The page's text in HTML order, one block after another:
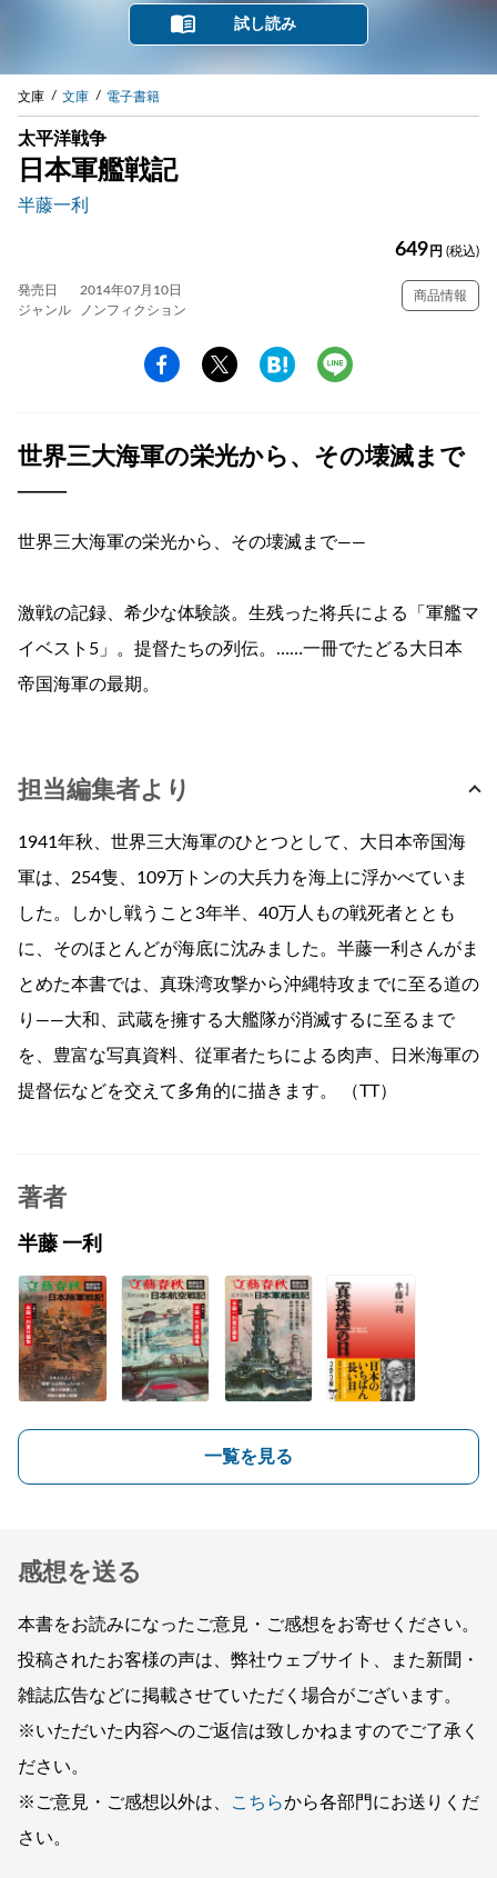
試し読み
文庫 文庫 電子書籍
太平洋戦争
日本軍艦戦記
半藤一利
649 円 (税込)
発売日
2014年07月10日
ジャンル
ノンフィクション
商品情報
世界三大海軍の栄光から、その壊滅まで
――
世界三大海軍の栄光から、その壊滅まで――
激戦の記録、希少な体験談。生残った将兵による「軍艦マ
イベスト5」。提督たちの列伝。……一冊でたどる大日本
帝国海軍の最期。
担当編集者より
1941年秋、世界三大海軍のひとつとして、大日本帝国海
軍は、254隻、109万トンの大兵力を海上に浮かべていま
した。しかし戦うこと3年半、40万人もの戦死者ととも
に、そのほとんどが海底に沈みました。半藤一利さんがま
とめた本書では、真珠湾攻撃から沖縄特攻までに至る道の
り――大和、武蔵を擁する大艦隊が消滅するに至るまで
を、豊富な写真資料、従軍者たちによる肉声、日米海軍の
提督伝などを交えて多角的に描きます。 （TT）
著者
半藤 一利
一覧を見る
感想を送る
本書をお読みになったご意見・ご感想をお寄せください。
投稿されたお客様の声は、弊社ウェブサイト、また新聞・
雑誌広告などに掲載させていただく場合がございます。
※いただいた内容へのご返信は致しかねますのでご了承く
ださい。
※ご意見・ご感想以外は、
こちらから各部門にお送りくだ
さい。